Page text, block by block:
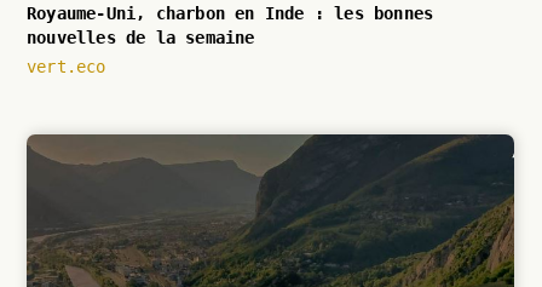
Royaume-Uni, charbon en Inde : les bonnes
nouvelles de la semaine
vert.eco